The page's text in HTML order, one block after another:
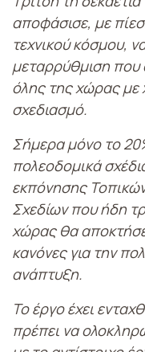
αποφάσισε, με
τεχνικού κόσμου,
μεταρρύθμιση
όλης της χώρας με
σχεδιασμό.
Σήμερα μόνο το
πολεοδομικά
εκπόνησης
Σχεδίων που ήδη
χώρας θα
κανόνες για την
ανάπτυξη.
Το έργο έχει
πρέπει να